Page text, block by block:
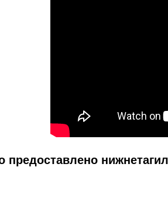
предоставлено